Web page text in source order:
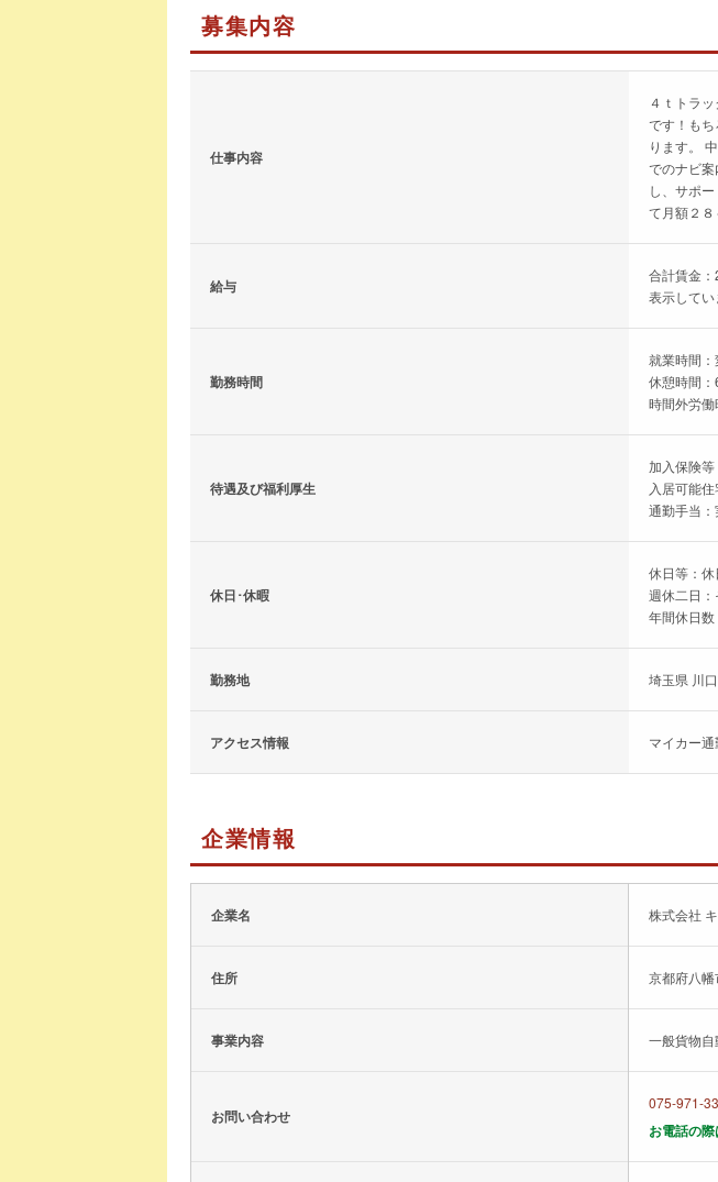
募集内容
仕事内容
４ｔトラ
です！も
ります。
でのナビ
し、サポ
て月額２
給与
合計賃金
表示してい
勤務時間
就業時間
休憩時間
時間外労
待遇及び福利厚生
加入保険
入居可能
通勤手当
休日･休暇
休日等：
週休二日
年間休日数
勤務地 埼玉県 川
アクセス情報 マイカー
企業情報
企業名 株式会社
住所 京都府八
事業内容 一般貨物
お問い合わせ
075-971-
お電話の